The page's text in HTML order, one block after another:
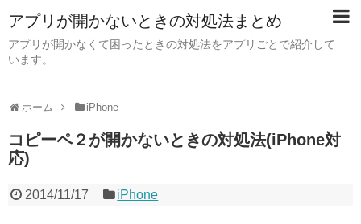
アプリが開かないときの対処法まとめ
アプリが開かなくて困ったときの対処法をアプリごとで紹介して
います。
ホーム iPhone
コピーペ２が開かないときの対処法(iPhone対
応)
2014/11/17 iPhone